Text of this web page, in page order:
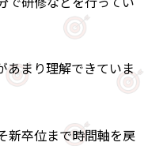
あまり理解できていま
新卒位まで時間軸を戻